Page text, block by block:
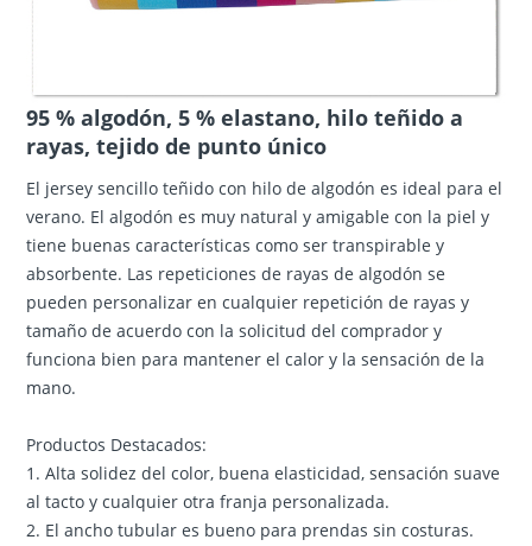
95 % algodón, 5 % elastano, hilo teñido a
rayas, tejido de punto único
El jersey sencillo teñido con hilo de algodón es ideal para el
verano. El algodón es muy natural y amigable con la piel y
tiene buenas características como ser transpirable y
absorbente. Las repeticiones de rayas de algodón se
pueden personalizar en cualquier repetición de rayas y
tamaño de acuerdo con la solicitud del comprador y
funciona bien para mantener el calor y la sensación de la
mano.
Productos Destacados:
1. Alta solidez del color, buena elasticidad, sensación suave
al tacto y cualquier otra franja personalizada.
2. El ancho tubular es bueno para prendas sin costuras.